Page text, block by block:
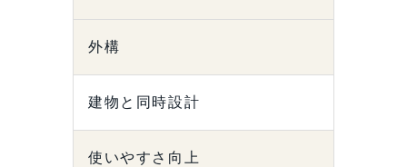
外構
建物と同時設計
使いやすさ向上